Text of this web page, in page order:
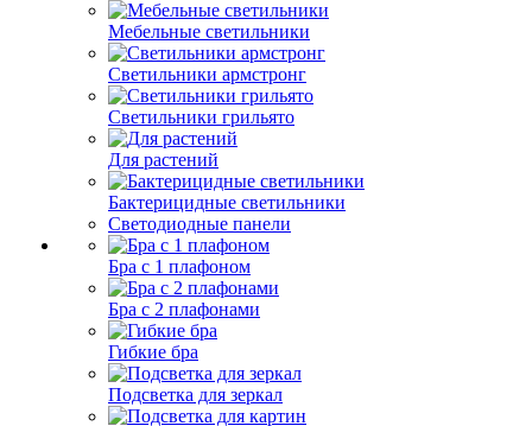
Мебельные светильники
Светильники армстронг
Светильники грильято
Для растений
Бактерицидные светильники
Светодиодные панели
Бра с 1 плафоном
Бра с 2 плафонами
Гибкие бра
Подсветка для зеркал